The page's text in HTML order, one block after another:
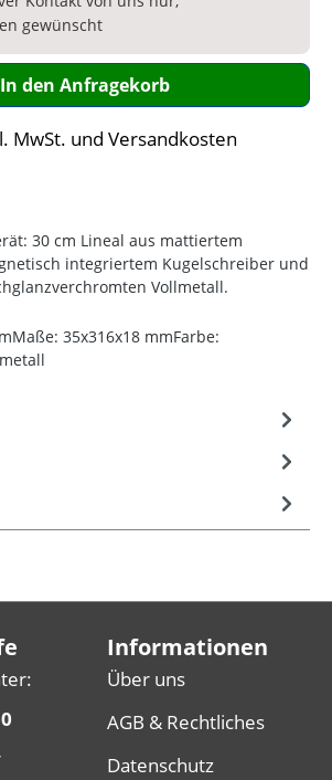
gewünscht
In den Anfragekorb
MwSt. und Versandkosten
30 cm Lineal aus mattiertem
integriertem Kugelschreiber und
Vollmetall.
35x316x18 mmFarbe:
Informationen
Über uns
AGB & Rechtliches
Datenschutz